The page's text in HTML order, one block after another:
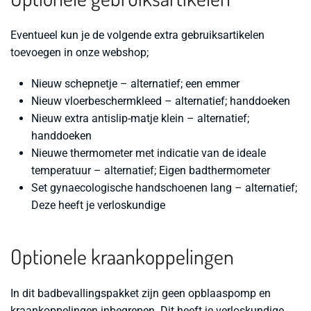
Eventueel kun je de volgende extra gebruiksartikelen
toevoegen in onze webshop;
Nieuw schepnetje – alternatief; een emmer
Nieuw vloerbeschermkleed – alternatief; handdoeken
Nieuw extra antislip-matje klein – alternatief;
handdoeken
Nieuwe thermometer met indicatie van de ideale
temperatuur – alternatief; Eigen badthermometer
Set gynaecologische handschoenen lang – alternatief;
Deze heeft je verloskundige
Optionele kraankoppelingen
In dit badbevallingspakket zijn geen opblaaspomp en